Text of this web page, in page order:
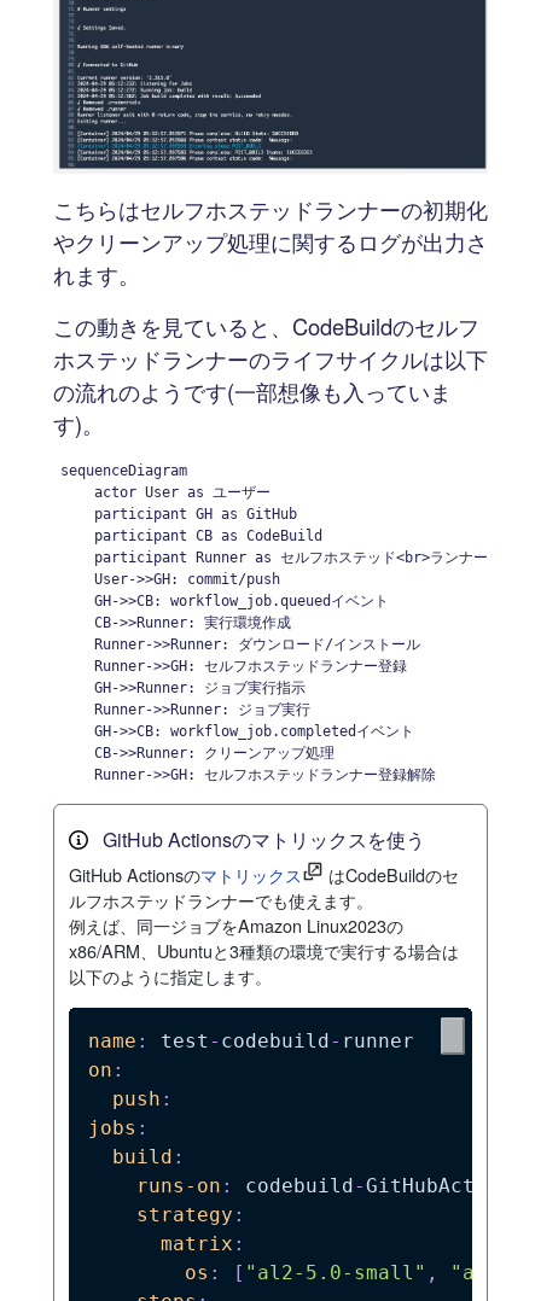
こちらはセルフホステッドランナーの初期化
やクリーンアップ処理に関するログが出力さ
れます。
この動きを見ていると、CodeBuildのセルフ
ホステッドランナーのライフサイクルは以下
の流れのようです(一部想像も入っていま
す)。
sequenceDiagram
    actor User as ユーザー
    participant GH as GitHub
    participant CB as CodeBuild
    participant Runner as セルフホステッド<br>ランナー
    User->>GH: commit/push
    GH->>CB: workflow_job.queuedイベント
    CB->>Runner: 実行環境作成
    Runner->>Runner: ダウンロード/インストール
    Runner->>GH: セルフホステッドランナー登録
    GH->>Runner: ジョブ実行指示
    Runner->>Runner: ジョブ実行
    GH->>CB: workflow_job.completedイベント
    CB->>Runner: クリーンアップ処理
    Runner->>GH: セルフホステッドランナー登録解除
GitHub Actionsのマトリックスを使う
GitHub Actionsのマトリックス
はCodeBuildのセ
ルフホステッドランナーでも使えます。
例えば、同一ジョブをAmazon Linux2023の
x86/ARM、Ubuntuと3種類の環境で実行する場合は
以下のように指定します。
name : test - codebuild-
on :
push :
jobs :
build :
runs-on : codebuild-
strategy :
matrix :
os : [ "al2-5.0-small" ,
"arm-